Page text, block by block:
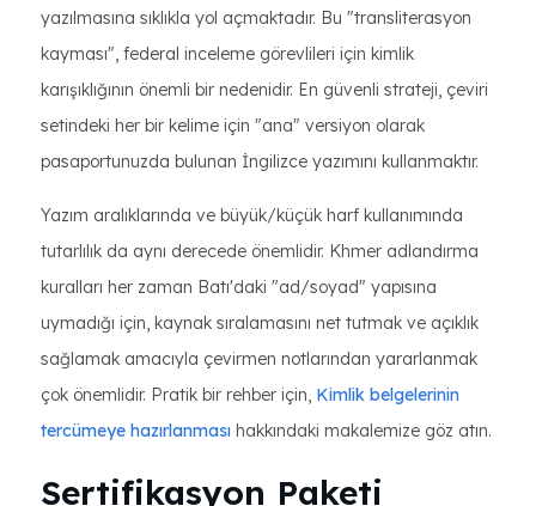
yazılmasına sıklıkla yol açmaktadır. Bu "transliterasyon
kayması", federal inceleme görevlileri için kimlik
karışıklığının önemli bir nedenidir. En güvenli strateji, çeviri
setindeki her bir kelime için "ana" versiyon olarak
pasaportunuzda bulunan İngilizce yazımını kullanmaktır.
Yazım aralıklarında ve büyük/küçük harf kullanımında
tutarlılık da aynı derecede önemlidir. Khmer adlandırma
kuralları her zaman Batı'daki "ad/soyad" yapısına
uymadığı için, kaynak sıralamasını net tutmak ve açıklık
sağlamak amacıyla çevirmen notlarından yararlanmak
çok önemlidir. Pratik bir rehber için, Kimlik belgelerinin
tercümeye hazırlanması hakkındaki makalemize göz atın.
Sertifikasyon Paketi